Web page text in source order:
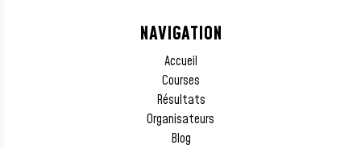
NAVIGATION
Accueil
Courses
Résultats
Organisateurs
Blog